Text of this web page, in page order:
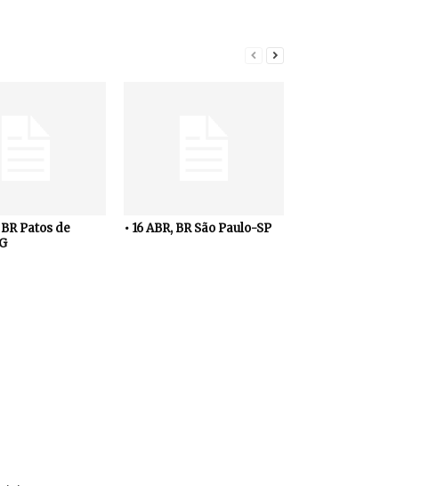
BR Patos de
• 16 ABR, BR São Paulo-SP